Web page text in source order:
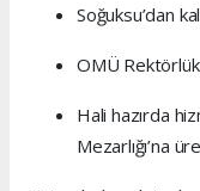
Soğuksu’dan
OMÜ
Hali hazırda
Mezarlığı’na